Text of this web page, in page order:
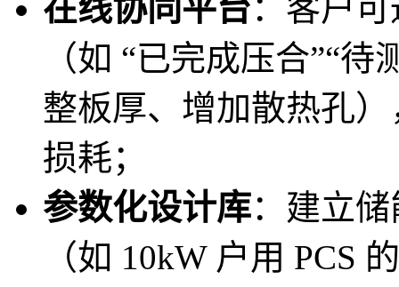
在线协同平台：客户
（如 “已完成压合”“
整板厚、增加散热孔
损耗；
参数化设计库：建立
（如 10kW 户用 PCS